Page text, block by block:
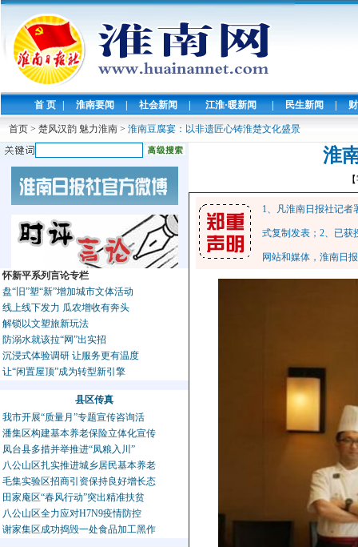
首 页 | 淮南要闻 | 社会新闻 | 江淮·暖新闻 | 民生新闻 |
首页 > 楚风汉韵 魅力淮南 > 淮南豆腐宴：以非遗匠心铸淮楚文化盛景
怀新平系列言论专栏
盘“旧”塑“新”增加城市文体活动
线上线下发力 瓜农增收有奔头
解锁以文塑旅新玩法
防溺水就该拉“网”出实招
沉浸式体验调研 让服务更有温度
让“闲置屋顶”成为转型新引擎
县区传真
我市开展“质量月”专题宣传咨询活
潘集区构建基本养老保险立体化宣传
凤台县多措并举推进“凤粮入川”
八公山区扎实推进城乡居民基本养老
毛集实验区招商引资保持良好增长态
田家庵区“春风行动”突出精准扶贫
八公山区全力应对H7N9疫情防控
谢家集区成功捣毁一处食品加工黑作
淮
1、凡淮南日报社记
式复制发表；2、已获
网站和媒体，淮南日